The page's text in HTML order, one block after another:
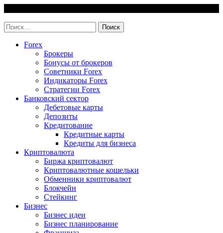
content
Найти:
Forex
Брокеры
Бонусы от брокеров
Советники Forex
Индикаторы Forex
Стратегии Forex
Банковский сектор
Дебетовые карты
Депозиты
Кредитование
Кредитные карты
Кредиты для бизнеса
Криптовалюта
Биржа криптовалют
Криптовалютные кошельки
Обменники криптовалют
Блокчейн
Стейкинг
Бизнес
Бизнес идеи
Бизнес планирование